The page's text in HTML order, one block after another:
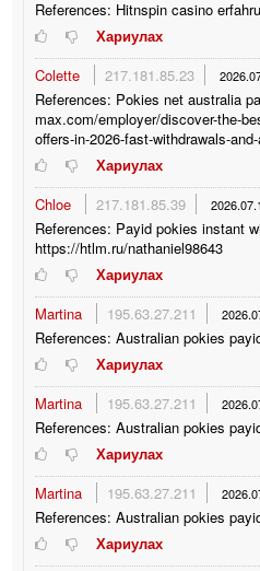
References: Hitnspin casino
Хариулах
Colette
217.181.85.23
References: Pokies net australia
max.com/employer/discover-the-
offers-in-2026-fast-withdrawals-
Хариулах
Chloe
217.181.85.39
References: Payid pokies instant
https://htlm.ru/nathaniel98643
Хариулах
Martina
195.63.27.211
References: Australian pokies
Хариулах
Martina
195.63.27.211
References: Australian pokies
Хариулах
Martina
195.63.27.211
References: Australian pokies
Хариулах